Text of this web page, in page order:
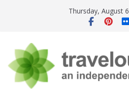
Thursday, August